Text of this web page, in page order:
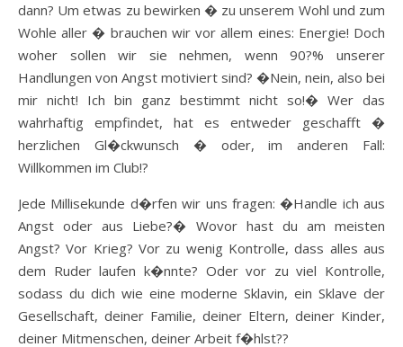
dann? Um etwas zu bewirken � zu unserem Wohl und zum
Wohle aller � brauchen wir vor allem eines: Energie! Doch
woher sollen wir sie nehmen, wenn 90?% unserer
Handlungen von Angst motiviert sind? �Nein, nein, also bei
mir nicht! Ich bin ganz bestimmt nicht so!� Wer das
wahrhaftig empfindet, hat es entweder geschafft �
herzlichen Gl�ckwunsch � oder, im anderen Fall:
Willkommen im Club!?
Jede Millisekunde d�rfen wir uns fragen: �Handle ich aus
Angst oder aus Liebe?� Wovor hast du am meisten
Angst? Vor Krieg? Vor zu wenig Kontrolle, dass alles aus
dem Ruder laufen k�nnte? Oder vor zu viel Kontrolle,
sodass du dich wie eine moderne Sklavin, ein Sklave der
Gesellschaft, deiner Familie, deiner Eltern, deiner Kinder,
deiner Mitmenschen, deiner Arbeit f�hlst??